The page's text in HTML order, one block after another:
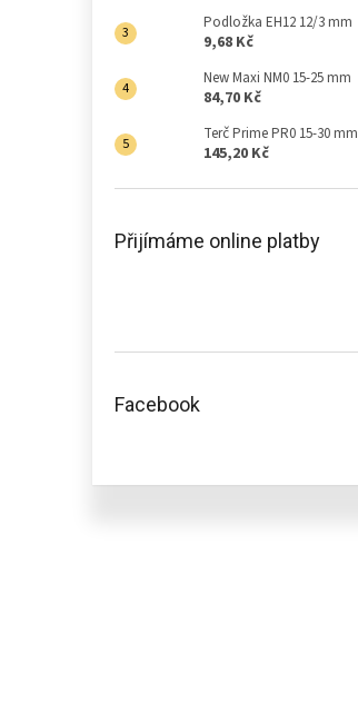
Podložka EH12 12/3 mm
9,68 Kč
New Maxi NM0 15-25 mm
84,70 Kč
Terč Prime PR0 15-30 mm
145,20 Kč
Přijímáme online platby
Facebook